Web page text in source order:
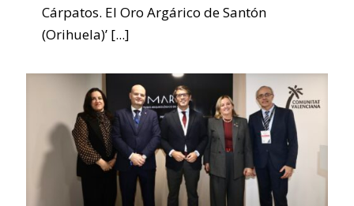
Cárpatos. El Oro Argárico de Santón
(Orihuela)’ [...]